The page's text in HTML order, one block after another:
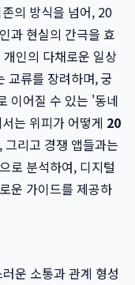
의 방식을 넘어, 20
과 현실의 간극을 효
인의 다채로운 일상
교류를 장려하며, 궁
이어질 수 있는 '동네
는 위피가 어떻게 20
리고 경쟁 앱들과는
로 분석하여, 디지털
운 가이드를 제공하
운 소통과 관계 형성